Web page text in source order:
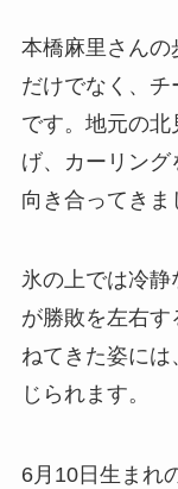
本橋麻里さんの
だけでなく、
です。地元の
げ、カーリング
向き合ってきま
氷の上では冷静
が勝敗を左右
ねてきた姿に
じられます。
6月10日生まれ